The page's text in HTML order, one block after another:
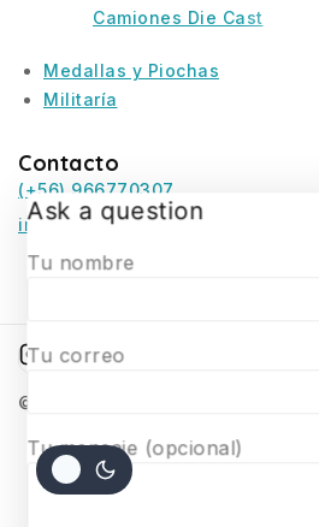
Camiones Die Cast
Medallas y Piochas
Militaría
Contacto
(+56) 966770307
infosurmaquetas@surmaquetas.cl
© 2026 Surmaquetas
Ask a question
Tu nombre
Tu correo
Tu mensaje (opcional)